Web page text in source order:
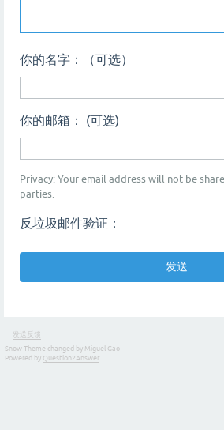
你的名字：（可选）
你的邮箱： (可选)
Privacy: Your email address will not be
parties.
反垃圾邮件验证：
发送反馈
Snow Theme changed by Miguel Gao
Powered by Question2Answer